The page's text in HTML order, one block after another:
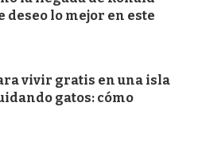
deseo lo mejor en este
vivir gratis en una isla
gatos: cómo